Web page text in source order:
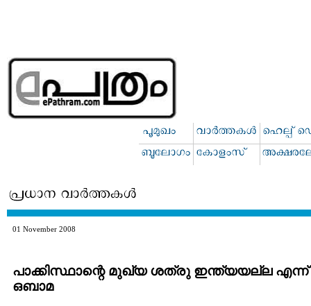
01 November 2008
പാക്കിസ്ഥാന്റെ മുഖ്യ ശത്രു ഇന്ത്യയല്ല എന്ന്
ഒബാമ